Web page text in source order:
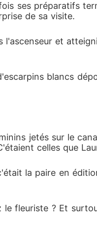
ses préparatifs
de sa visite.
et
blancs
jetés sur le
celles que
la paire en
fleuriste ? Et